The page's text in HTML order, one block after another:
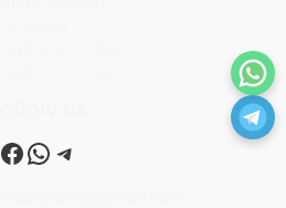
Facebook
WhatsApp
Telegram